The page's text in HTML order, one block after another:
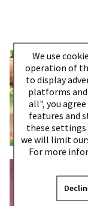
We use
operation of
to display
platforms
all", you
features and
these settings
we will limit
For more